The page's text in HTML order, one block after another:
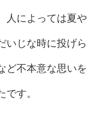
人によっては夏や
いじな時に投げら
ど不本意な思いを
です。